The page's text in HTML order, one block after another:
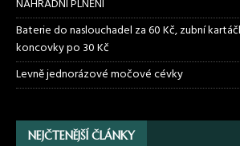
NÁHRADNÍ PLNĚNÍ
Baterie do naslouchadel za 60 Kč, zubní
koncovky po 30 Kč
Levně jednorázové močové cévky
NEJČTENĚJŠÍ ČLÁNKY